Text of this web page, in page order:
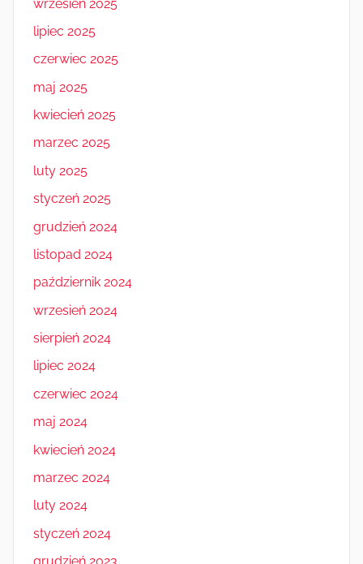
wrzesień 2025
lipiec 2025
czerwiec 2025
maj 2025
kwiecień 2025
marzec 2025
luty 2025
styczeń 2025
grudzień 2024
listopad 2024
październik 2024
wrzesień 2024
sierpień 2024
lipiec 2024
czerwiec 2024
maj 2024
kwiecień 2024
marzec 2024
luty 2024
styczeń 2024